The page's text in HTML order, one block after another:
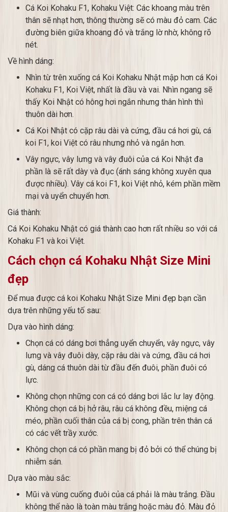
Cá Koi Kohaku F1, Kohaku Việt: Các khoang màu trên
thân sẽ nhạt hơn, thông thường sẽ có màu đỏ cam. Các
đường biên giữa khoang đỏ và trắng lờ nhờ, không rõ
nét.
Về hình dáng:
Nhìn từ trên xuống cá Koi Kohaku Nhật mập hơn cá Koi
Kohaku F1, Koi Việt, nhất là đầu và vai. Nhìn ngang sẽ
thấy Koi Nhật có hông hơi ngắn nhưng thân hình thì
thuôn dài hơn.
Cá Koi Nhật có cặp râu dài và cứng, đầu cá hơi gù, cá
koi F1, koi Việt có râu nhưng nhỏ và ngắn hơn.
Vây ngực, vây lưng và vây đuôi của cá Koi Nhật đa
phần là sẽ rất dày và đục (ánh sáng không xuyên qua
được nhiều). Vây cá koi F1, koi Việt nhỏ, kém phần mềm
mại và uyển chuyển hơn.
Giá thành:
Cá Koi Kohaku Nhật có giá thành cao hơn rất nhiều so với cá
Kohaku F1 và koi Việt.
Cách chọn cá Kohaku Nhật Size Mini
đẹp
Để mua được cá koi Kohaku Nhật Size Mini đẹp bạn cần
dựa trên những yếu tố sau:
Dựa vào hình dáng:
Chọn cá có dáng bơi thẳng uyển chuyển, vây ngực, vây
lưng và vây đuôi dày, cặp râu dài và cứng, đầu cá hơi
gù, dáng cá thuôn dài từ đầu đến đuôi, phần đuôi có
lực.
Không chọn những con cá có dáng bơi lắc lư lay động.
Không chọn cá bị hở râu, râu cá không đều, miệng cá
méo, phần cuối thân của cá bị cong, phần trên thân cá
có các vết trầy xước.
Không chọn cá có phần mang bị đỏ bởi có thể chúng bị
nhiễm sán.
Dựa vào màu sắc:
Mũi và vùng cuống đuôi của cá phải là màu trắng. Đầu
không thể nào là toàn màu trắng hoặc màu đỏ. Màu đỏ